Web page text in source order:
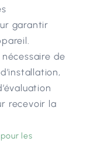
garantir
de
recevoir la
les